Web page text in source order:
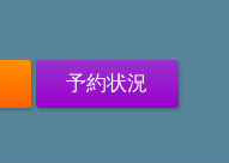
予約状況